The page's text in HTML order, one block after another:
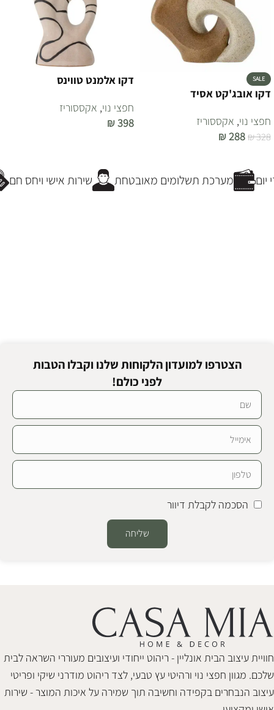
SALE
דקו אובג'קט אסיד
חפצי נוי, אקססוריז
₪328
₪288
דקו אלמנט טווינס
חפצי נוי, אקססוריז
₪398
שירות אישי ויחס חם מערכת תשלומים מאובטחת
הצטרפו למועדון הלקוחות שלנו וקבלו הטבות
לפני כולם!
הסכמה לקבלת דיוור
שליחה
חוויית עיצוב הבית אונליין - ריהוט ייחודי ועיצובים מעוררי השראה לבית
שלכם. מגוון חפצי נוי ורהיטי עץ טבעי, לצד ריהוט מודרני שיקי ופריטי
עיצוב הנבחרים בקפידה וחשיבה תוך שמירה על איכות המוצר - שירות